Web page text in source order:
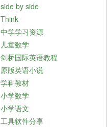
side by side
Think
中学学习资源
儿童数学
剑桥国际英语教程
原版英语小说
学科教材
小学数学
小学语文
工具软件分享